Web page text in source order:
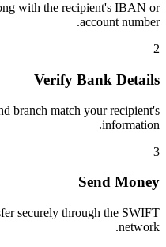
with the recipient's IBAN or
account number.
2
Verify Bank Details
branch match your recipient's
information.
3
Send Money
securely through the SWIFT
network.